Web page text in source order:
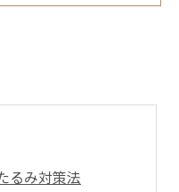
るみ対策法